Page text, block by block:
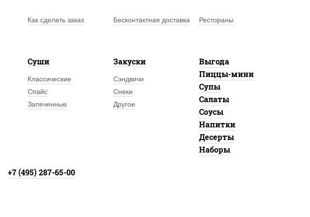
Как сделать заказ Бесконтактная доставка
Рестораны
Суши
Классические
Спайс
Запеченные
Закуски
Сэндвичи
Снеки
Другое
Выгода
Пиццы-мини
Супы
Салаты
Соусы
Напитки
Десерты
Наборы
+7 (495) 287-65-00